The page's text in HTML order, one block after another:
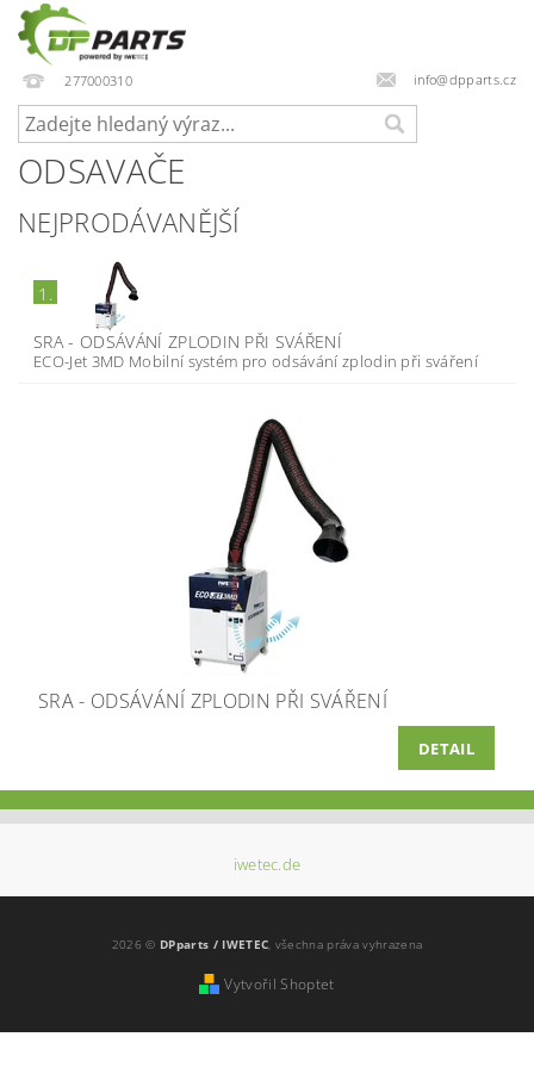
277000310 info@dpparts.cz
ODSAVAČE
NEJPRODÁVANĚJŠÍ
1.
SRA - ODSÁVÁNÍ ZPLODIN PŘI SVÁŘENÍ
ECO-Jet 3MD Mobilní systém pro odsávání zplodin při sváření
SRA - ODSÁVÁNÍ ZPLODIN PŘI SVÁŘENÍ
DETAIL
iwetec.de
2026 © DPparts / IWETEC, všechna práva vyhrazena
Vytvořil Shoptet